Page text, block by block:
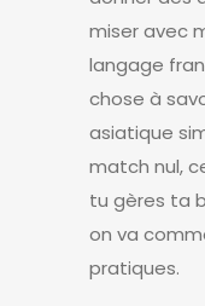
miser avec
langage
chose à
asiatique
match nul,
tu gères ta
on va
pratiques.